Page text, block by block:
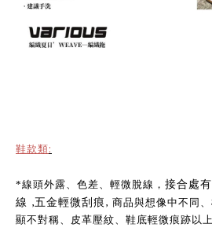
鞋款類:
*線頭外露、色差、輕微脫線， 接合處
線 ,五金輕微刮痕 , 商品與想像中不同
顯不對稱、皮革壓紋、鞋底輕微痕跡以